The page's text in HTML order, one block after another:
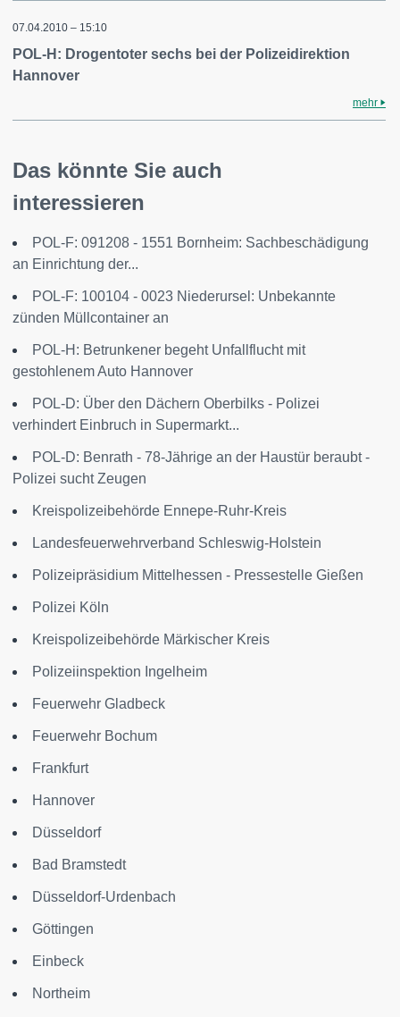
07.04.2010 – 15:10
POL-H: Drogentoter sechs bei der Polizeidirektion
Hannover
mehr
Das könnte Sie auch
interessieren
POL-F: 091208 - 1551 Bornheim: Sachbeschädigung
an Einrichtung der...
POL-F: 100104 - 0023 Niederursel: Unbekannte
zünden Müllcontainer an
POL-H: Betrunkener begeht Unfallflucht mit
gestohlenem Auto Hannover
POL-D: Über den Dächern Oberbilks - Polizei
verhindert Einbruch in Supermarkt...
POL-D: Benrath - 78-Jährige an der Haustür beraubt -
Polizei sucht Zeugen
Kreispolizeibehörde Ennepe-Ruhr-Kreis
Landesfeuerwehrverband Schleswig-Holstein
Polizeipräsidium Mittelhessen - Pressestelle Gießen
Polizei Köln
Kreispolizeibehörde Märkischer Kreis
Polizeiinspektion Ingelheim
Feuerwehr Gladbeck
Feuerwehr Bochum
Frankfurt
Hannover
Düsseldorf
Bad Bramstedt
Düsseldorf-Urdenbach
Göttingen
Einbeck
Northeim